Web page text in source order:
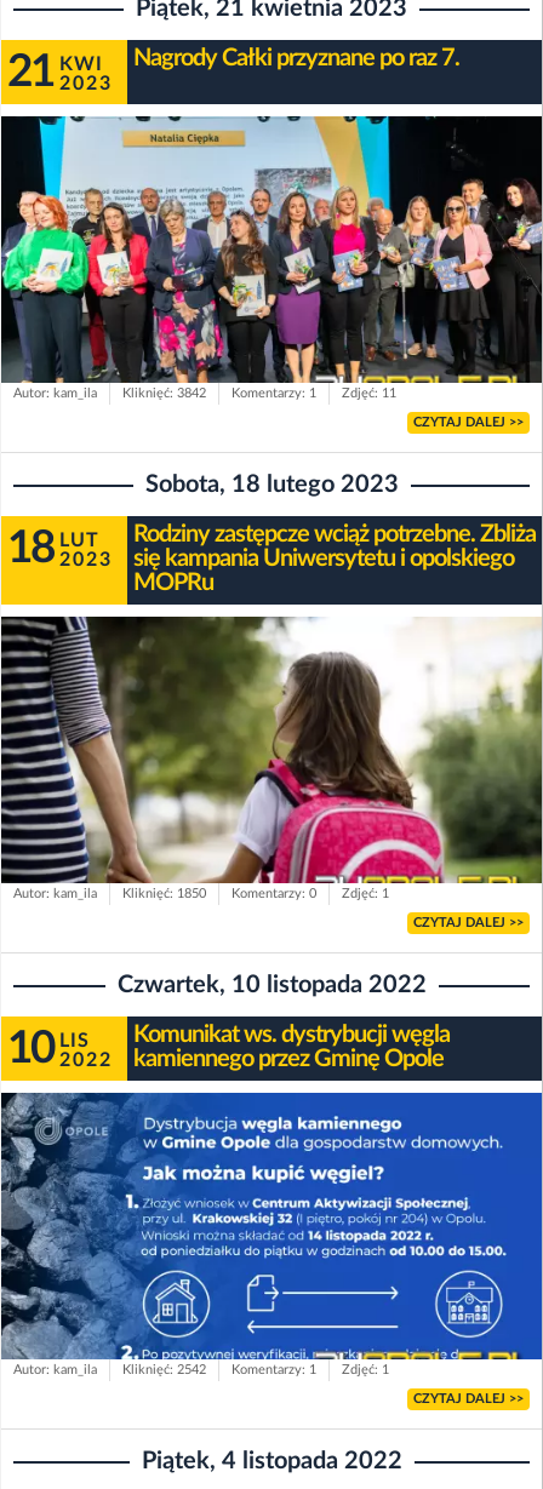
Piątek, 21 kwietnia 2023
21 KWI
2023
Nagrody Całki przyznane po raz 7.
Autor: kam_ila Kliknięć: 3842 Komentarzy: 1 Zdjęć: 11
CZYTAJ DALEJ >>
Sobota, 18 lutego 2023
18 LUT
2023
Rodziny zastępcze wciąż potrzebne. Zbliża
się kampania Uniwersytetu i opolskiego
MOPRu
Autor: kam_ila Kliknięć: 1850 Komentarzy: 0 Zdjęć: 1
CZYTAJ DALEJ >>
Czwartek, 10 listopada 2022
10 LIS
2022
Komunikat ws. dystrybucji węgla
kamiennego przez Gminę Opole
Autor: kam_ila Kliknięć: 2542 Komentarzy: 1 Zdjęć: 1
CZYTAJ DALEJ >>
Piątek, 4 listopada 2022